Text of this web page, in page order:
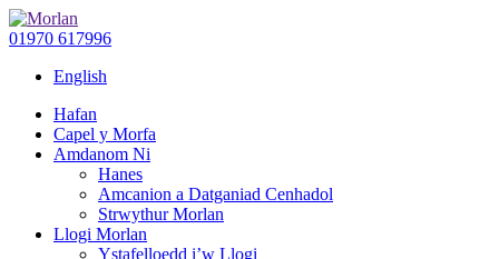
01970 617996
English
Hafan
Capel y Morfa
Amdanom Ni
Hanes
Amcanion a Datganiad Cenhadol
Strwythur Morlan
Llogi Morlan
Ystafelloedd i’w Llogi